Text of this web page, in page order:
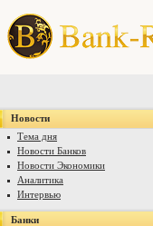
Новости
Тема дня
Новости Банков
Новости Экономики
Аналитика
Интервью
Банки